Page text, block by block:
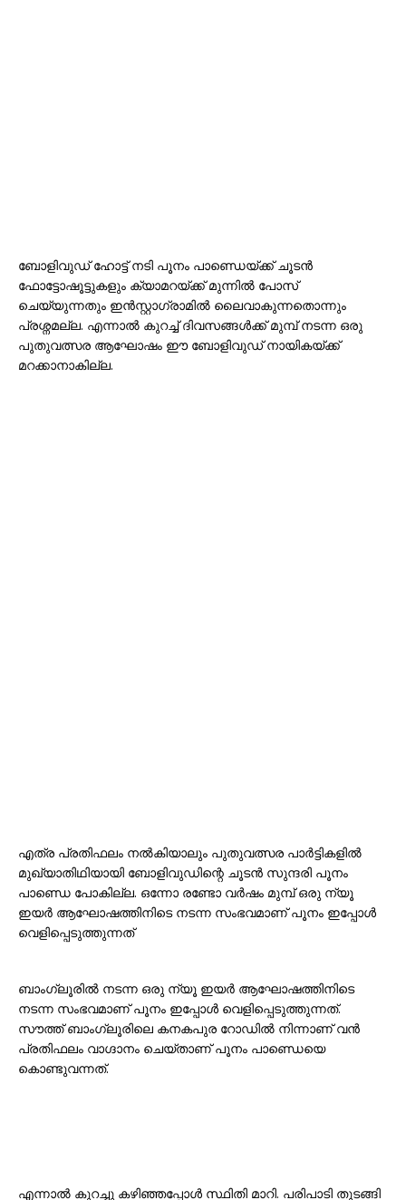
ബോളിവുഡ് ഹോട്ട് നടി പൂനം പാണ്ഡെയ്ക്ക് ചൂടൻ
ഫോട്ടോഷൂട്ടുകളും ക്യാമറയ്ക്ക് മുന്നിൽ പോസ്
ചെയ്യുന്നതും ഇൻസ്റ്റാഗ്രാമിൽ ലൈവാകുന്നതൊന്നും
പ്രശ്നമല്ല. എന്നാൽ കുറച്ച് ദിവസങ്ങൾക്ക് മുമ്പ് നടന്ന ഒരു
പുതുവത്സര ആഘോഷം ഈ ബോളിവുഡ് നായികയ്ക്ക്
മറക്കാനാകില്ല.
എത്ര പ്രതിഫലം നൽകിയാലും പുതുവത്സര പാർട്ടികളിൽ
മുഖ്യാതിഥിയായി ബോളിവുഡിന്റെ ചൂടൻ സുന്ദരി പൂനം
പാണ്ഡെ പോകില്ല. ഒന്നോ രണ്ടോ വർഷം മുമ്പ് ഒരു ന്യൂ
ഇയർ ആഘോഷത്തിനിടെ നടന്ന സംഭവമാണ് പൂനം ഇപ്പോൾ
വെളിപ്പെടുത്തുന്നത്
ബാംഗ്ലൂരിൽ നടന്ന ഒരു ന്യൂ ഇയർ ആഘോഷത്തിനിടെ
നടന്ന സംഭവമാണ് പൂനം ഇപ്പോൾ വെളിപ്പെടുത്തുന്നത്.
സൗത്ത് ബാംഗ്ലൂരിലെ കനകപുര റോഡിൽ നിന്നാണ് വൻ
പ്രതിഫലം വാഗ്ദാനം ചെയ്താണ് പൂനം പാണ്ഡെയെ
കൊണ്ടുവന്നത്.
എന്നാൽ കുറച്ചു കഴിഞ്ഞപ്പോൾ സ്ഥിതി മാറി. പരിപാടി തുടങ്ങി